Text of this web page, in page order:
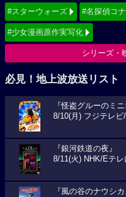
#スターウォーズ #名探偵コ
#少女漫画原作実写化
シリーズ・
必見！地上波放送リスト
『怪盗グルーのミ
8/10(月) フジテレ
『銀河鉄道の夜』
8/11(火) NHK/Eテ
『風の谷のナウシカ